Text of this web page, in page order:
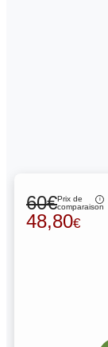
60€Prix de
comparaison
48,80€